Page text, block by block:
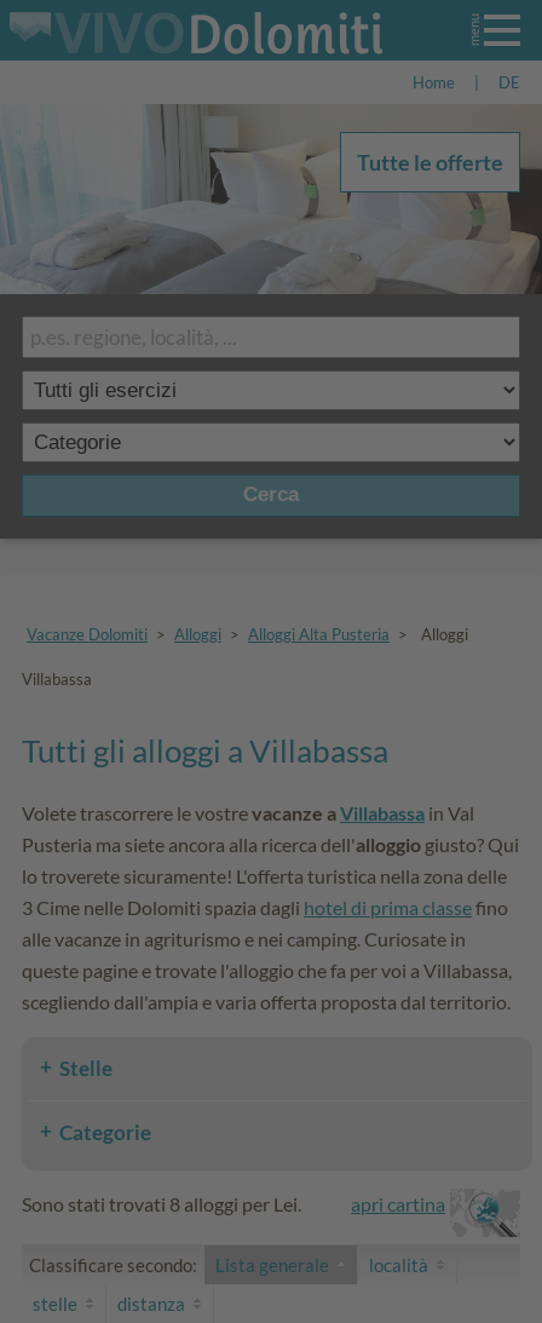
Home DE
Cerca
Tutte le offerte
Vacanze Dolomiti > Alloggi > Alloggi Alta Pusteria > Alloggi
Villabassa
Tutti gli alloggi a Villabassa
Volete trascorrere le vostrevacanze aVillabassa in Val
Pusteria ma siete ancora alla ricerca dell'alloggio giusto? Qui
lo troverete sicuramente! L'offerta turistica nella zona delle
3 Cime nelle Dolomiti spazia dagli hotel di prima classefino
alle vacanze in agriturismo e nei camping. Curiosate in
queste pagine e trovate l'alloggio che fa per voi a Villabassa,
scegliendo dall'ampia e varia offerta proposta dal territorio.
Stelle
Categorie
apri cartina
Sono stati trovati 8 alloggi per Lei.
Classificare secondo: Lista generale
località
stelle
distanza